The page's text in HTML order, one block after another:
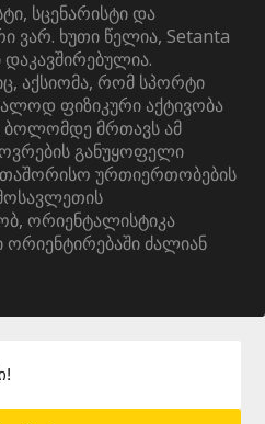
სცენარისტი და
ვარ. ხუთი წელია, Setanta
დაკავშირებულია.
აქსიომა, რომ სპორტი
ფიზიკური აქტივობა
ბოლომდე მრთავს ამ
განუყოფელი
ურთიერთობების
ორიენტალისტიკა
ძალიან